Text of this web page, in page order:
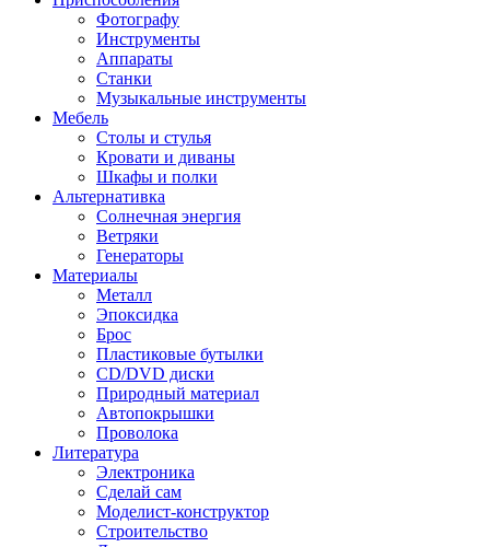
Фотографу
Инструменты
Аппараты
Станки
Музыкальные инструменты
Мебель
Столы и стулья
Кровати и диваны
Шкафы и полки
Альтернативка
Солнечная энергия
Ветряки
Генераторы
Материалы
Металл
Эпоксидка
Брос
Пластиковые бутылки
CD/DVD диски
Природный материал
Автопокрышки
Проволока
Литература
Электроника
Сделай сам
Моделист-конструктор
Строительство